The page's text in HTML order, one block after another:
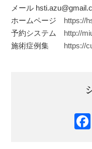
メール
ホームページ https://
予約システム http://
施術症例集 https://